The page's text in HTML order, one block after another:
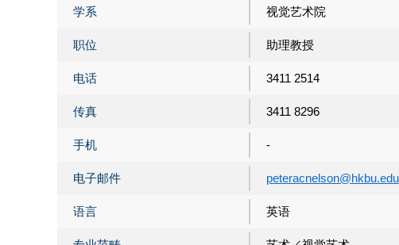
学系 视觉艺术院
职位 助理教授
电话 3411 2514
传真 3411 8296
手机 -
电子邮件
语言 英语